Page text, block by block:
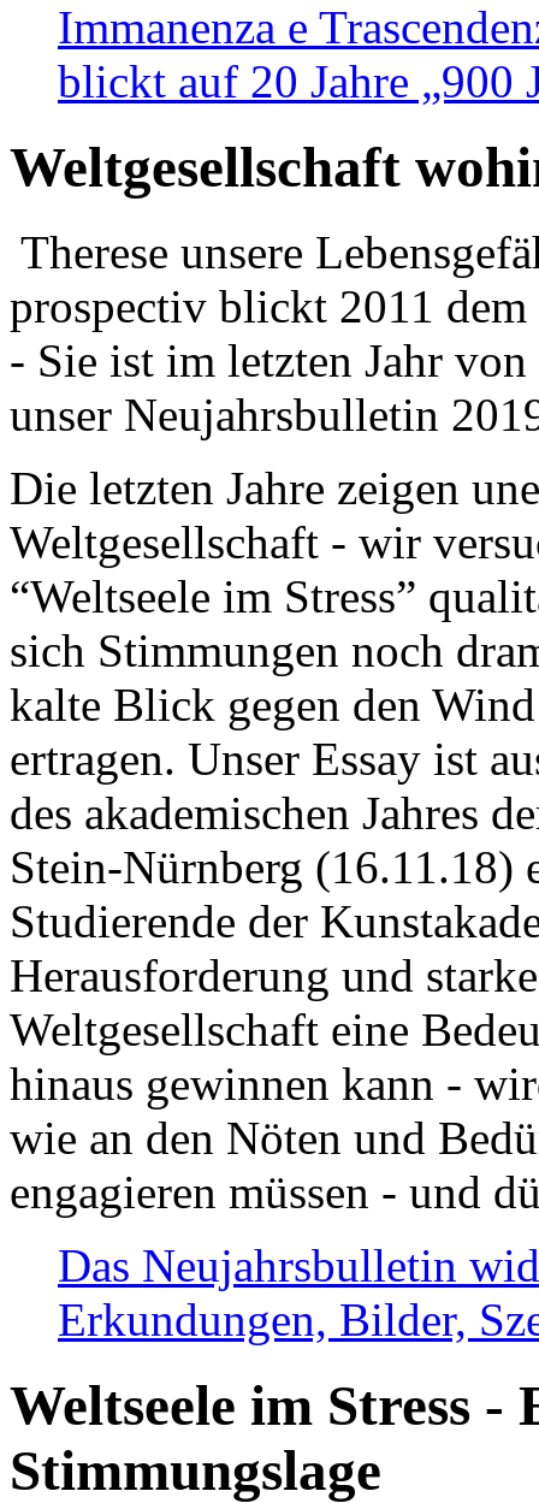
Immanenza e
blickt auf 20 Jahre „900
Weltgesellschaft
Therese unsere
prospectiv blickt 2011
- Sie ist im letzten Jahr
unser Neujahrsbulletin
Die letzten Jahre zeigen
Weltgesellschaft - wir
“Weltseele im Stress”
sich Stimmungen noch
kalte Blick gegen den
ertragen. Unser Essay ist
des akademischen Jahres
Stein-Nürnberg (16.11.18)
Studierende der
Herausforderung und
Weltgesellschaft eine
hinaus gewinnen kann -
wie an den Nöten und
engagieren müssen - und
Das Neujahrsbulletin
Erkundungen, Bilder,
Weltseele im Stress -
Stimmungslage